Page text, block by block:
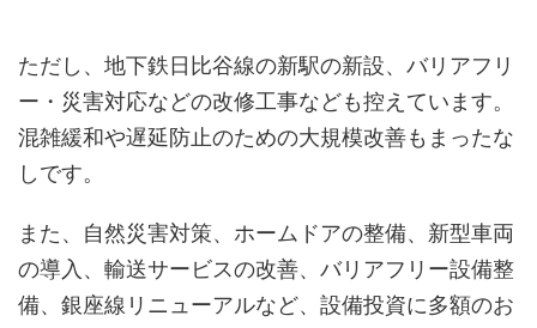
ただし、地下鉄日比谷線の新駅の新設、バリアフリ
ー・災害対応などの改修工事なども控えています。
混雑緩和や遅延防止のための大規模改善もまったな
しです。
また、自然災害対策、ホームドアの整備、新型車両
の導入、輸送サービスの改善、バリアフリー設備整
備、銀座線リニューアルなど、設備投資に多額のお